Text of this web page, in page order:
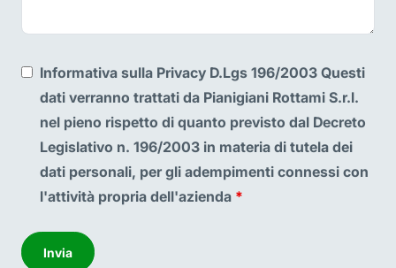
Informativa sulla Privacy D.Lgs 196/2003 Questi
dati verranno trattati da Pianigiani Rottami S.r.l.
nel pieno rispetto di quanto previsto dal Decreto
Legislativo n. 196/2003 in materia di tutela dei
dati personali, per gli adempimenti connessi con
l'attività propria dell'azienda *